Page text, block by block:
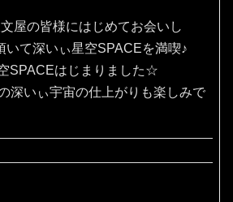
屋の皆様にはじめてお会いし
いて深いぃ星空SPACEを満喫♪
SPACEはじまりました☆
深いぃ宇宙の仕上がりも楽しみで